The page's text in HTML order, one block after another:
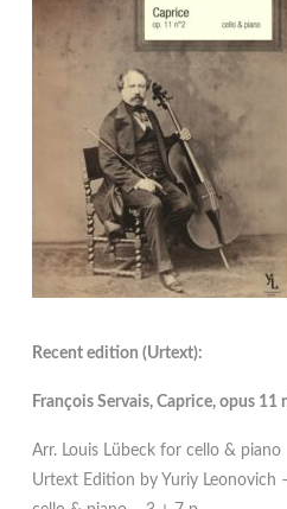
Recent edition (Urtext):
François Servais, Caprice, opus 11
Arr. Louis Lübeck for cello & piano
Urtext Edition by Yuriy Leonovich